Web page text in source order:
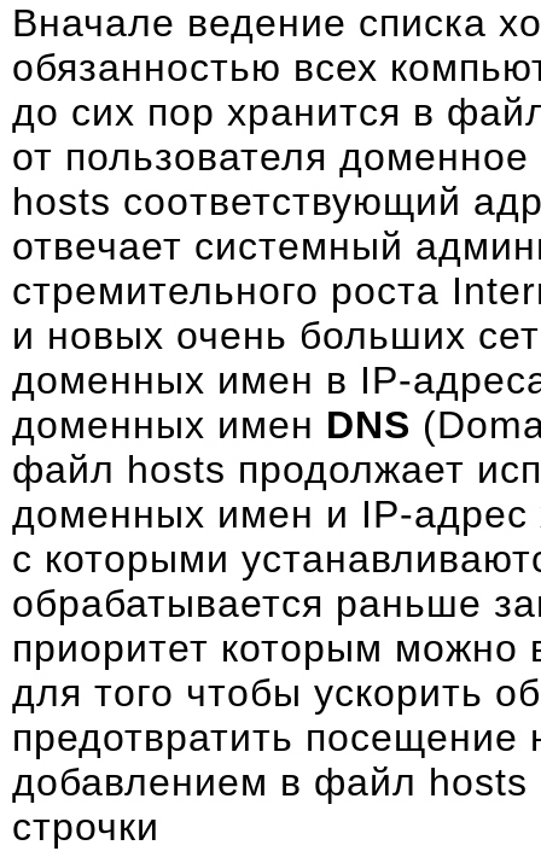
Вначале ведение списка
обязанностью всех
до сих пор хранится в
от пользователя
hosts cooтветствующий
отвечает системный
стремительного роста
и новых очень больших
доменных имен в IP-
доменных имен DNS
файл hosts продолжает
доменных имен и IP-адрес
с которыми
обрабатывается раньше
приоритет которым можно
для того чтобы ускорить
предотвратить посещение
добавлением в файл hosts
строчки